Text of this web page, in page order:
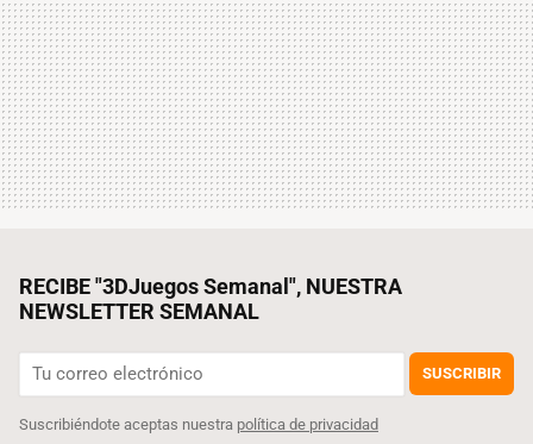
RECIBE "3DJuegos Semanal", NUESTRA
NEWSLETTER SEMANAL
SUSCRIBIR
Suscribiéndote aceptas nuestra política de privacidad